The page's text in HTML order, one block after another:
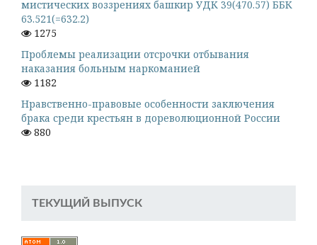
мистических воззрениях башкир УДК 39(470.57) ББК
63.521(=632.2)
1275
Проблемы реализации отсрочки отбывания
наказания больным наркоманией
1182
Нравственно-правовые особенности заключения
брака среди крестьян в дореволюционной России
880
ТЕКУЩИЙ ВЫПУСК